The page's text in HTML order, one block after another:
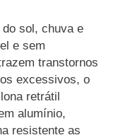
sol, chuva e
e sem
transtornos
excessivos, o
retrátil
alumínio,
resistente as